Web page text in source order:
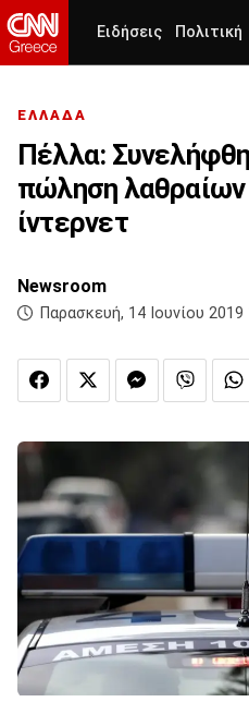
Ειδήσεις Πολιτική
ΕΛΛΑΔΑ
Πέλλα:
πώληση
ίντερνετ
Newsroom
Παρασκευή, 14 Ιουνίου 2019